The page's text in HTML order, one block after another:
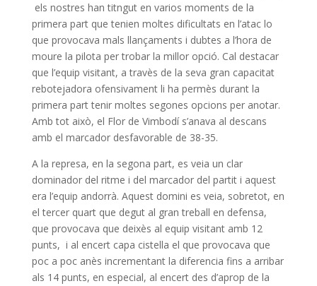
els nostres han titngut en varios moments de la
primera part que tenien moltes dificultats en l’atac lo
que provocava mals llançaments i dubtes a l’hora de
moure la pilota per trobar la millor opció. Cal destacar
que l’equip visitant, a travès de la seva gran capacitat
rebotejadora ofensivament li ha permès durant la
primera part tenir moltes segones opcions per anotar.
Amb tot això, el Flor de Vimbodí s’anava al descans
amb el marcador desfavorable de 38-35.
A la represa, en la segona part, es veia un clar
dominador del ritme i del marcador del partit i aquest
era l’equip andorrà. Aquest domini es veia, sobretot, en
el tercer quart que degut al gran treball en defensa,
que provocava que deixès al equip visitant amb 12
punts, i al encert capa cistella el que provocava que
poc a poc anès incrementant la diferencia fins a arribar
als 14 punts, en especial, al encert des d’aprop de la